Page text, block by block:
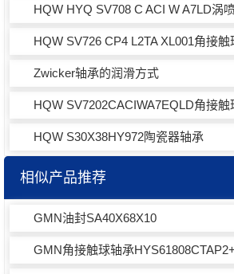
HQW HYQ SV708 C ACI W A7LD涡
HQW SV726 CP4 L2TA XL001角接触
Zwicker轴承的润滑方式
HQW SV7202CACIWA7EQLD角接触
HQW S30X38HY972陶瓷器轴承
相似产品推荐
GMN油封SA40X68X10
GMN角接触球轴承HYS61808CTAP2+